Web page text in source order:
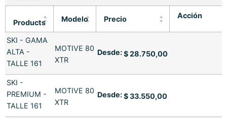
Products Modelo Precio Acción
SKI - GAMA
ALTA -
TALLE 161
MOTIVE 80
XTR
Desde:$28.750,00
SKI -
PREMIUM -
TALLE 161
MOTIVE 80
XTR
Desde:$33.550,00